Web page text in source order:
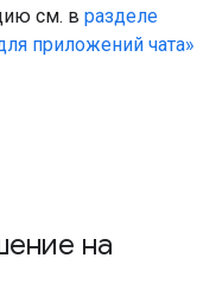
см. в разделе
приложений чата»
на